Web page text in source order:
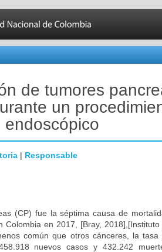
de tumores
un
endoscópico
| Responsable
(CP) fue la séptima causa de
Colombia en 2017, [Bray,
común que otros cánceres, la
nuevos casos y 432.242